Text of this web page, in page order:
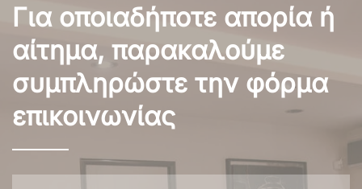
Για οποιαδήποτε απορία ή
αίτημα, παρακαλούμε
συμπληρώστε την φόρμα
επικοινωνίας